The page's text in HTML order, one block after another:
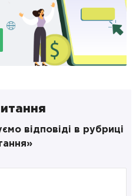
відповіді в рубриці